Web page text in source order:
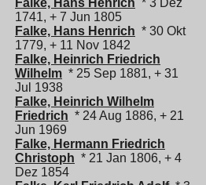
1741, + 7 Jun 1805
Falke, Hans Henrich * 30 Okt
1779, + 11 Nov 1842
Falke, Heinrich Friedrich
Wilhelm * 25 Sep 1881, + 31
Jul 1938
Falke, Heinrich Wilhelm
Friedrich * 24 Aug 1886, + 21
Jun 1969
Falke, Hermann Friedrich
Christoph * 21 Jan 1806, + 4
Dez 1854